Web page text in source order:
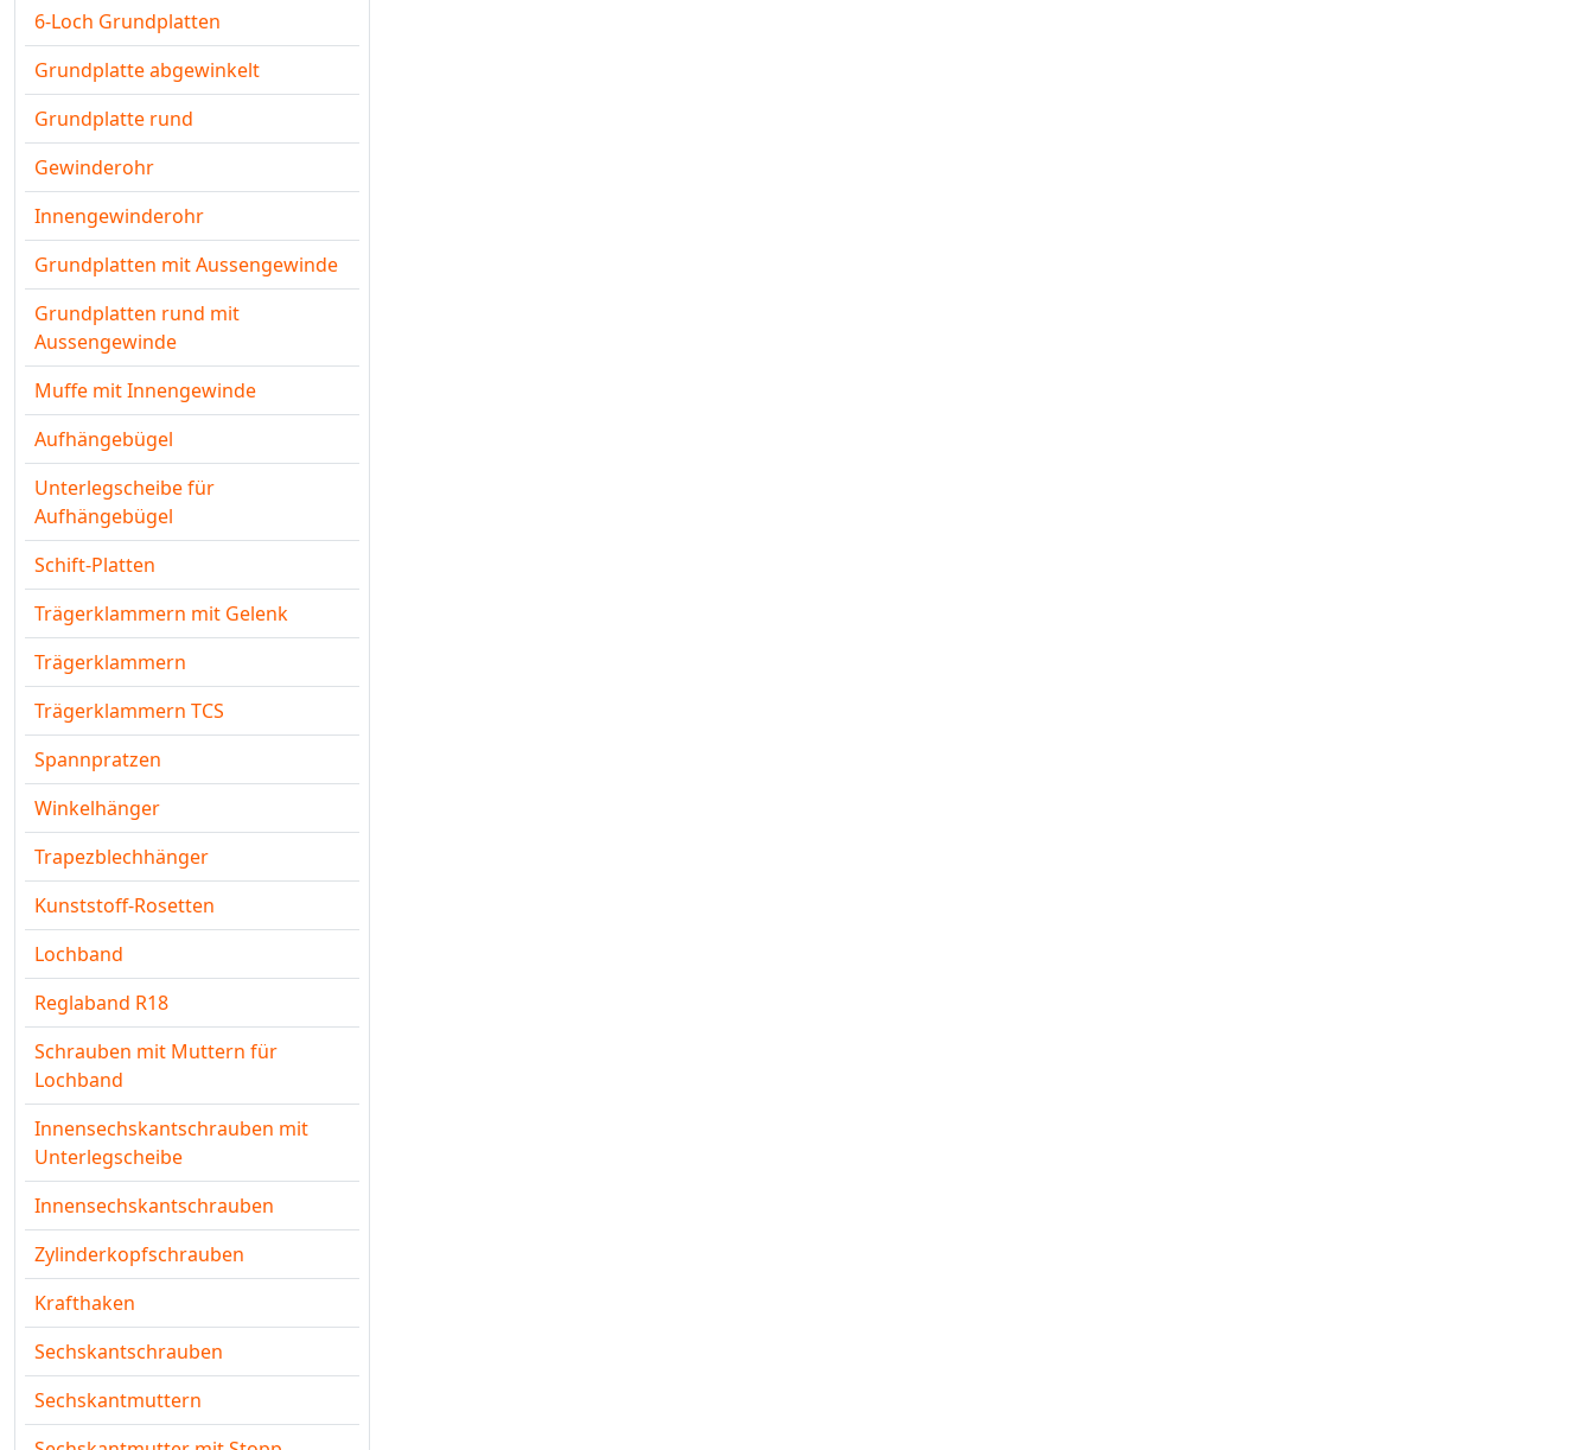
6-Loch Grundplatten
Grundplatte abgewinkelt
Grundplatte rund
Gewinderohr
Innengewinderohr
Grundplatten mit Aussengewinde
Grundplatten rund mit
Aussengewinde
Muffe mit Innengewinde
Aufhängebügel
Unterlegscheibe für
Aufhängebügel
Schift-Platten
Trägerklammern mit Gelenk
Trägerklammern
Trägerklammern TCS
Spannpratzen
Winkelhänger
Trapezblechhänger
Kunststoff-Rosetten
Lochband
Reglaband R18
Schrauben mit Muttern für
Lochband
Innensechskantschrauben mit
Unterlegscheibe
Innensechskantschrauben
Zylinderkopfschrauben
Krafthaken
Sechskantschrauben
Sechskantmuttern